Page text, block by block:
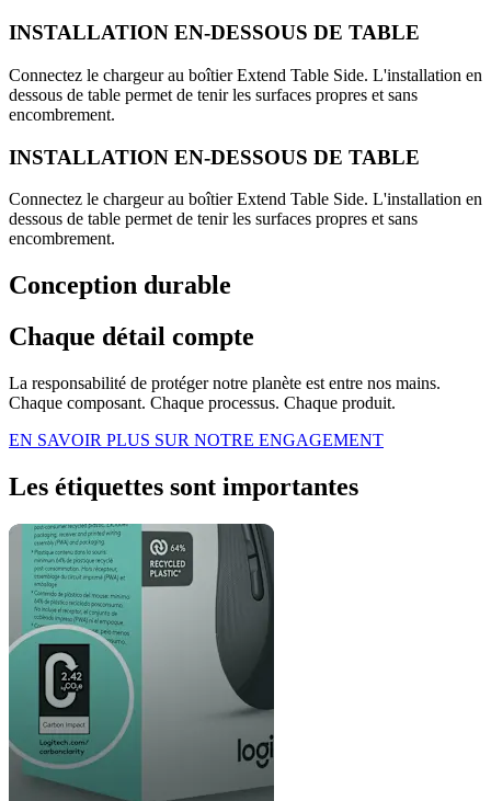
INSTALLATION EN-DESSOUS DE TABLE
Connectez le chargeur au boîtier Extend Table Side. L'installation en
dessous de table permet de tenir les surfaces propres et sans
encombrement.
INSTALLATION EN-DESSOUS DE TABLE
Connectez le chargeur au boîtier Extend Table Side. L'installation en
dessous de table permet de tenir les surfaces propres et sans
encombrement.
Conception durable
Chaque détail compte
La responsabilité de protéger notre planète est entre nos mains.
Chaque composant. Chaque processus. Chaque produit.
EN SAVOIR PLUS SUR NOTRE ENGAGEMENT
Les étiquettes sont importantes